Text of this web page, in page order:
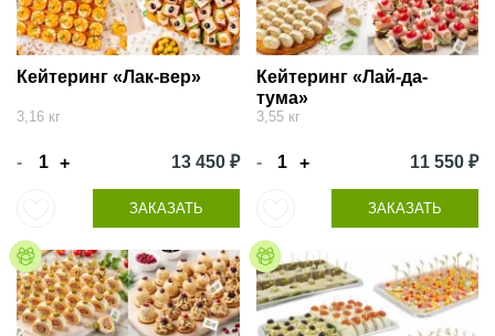
Кейтеринг «Лак-вер»
3,16 кг
- + 13 450 ₽
ЗАКАЗАТЬ
Кейтеринг «Лай-да-
тума»
3,55 кг
- + 11 550 ₽
ЗАКАЗАТЬ